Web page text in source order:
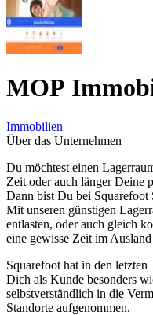
MOP
Immobilien
Über das Unternehmen
Du möchtest einen
Zeit oder auch länger Deine
Dann bist Du bei Squarefoot
Mit unseren günstigen
entlasten, oder auch gleich
eine gewisse Zeit im
Squarefoot hat in den
Dich als Kunde besonders
selbstverständlich in die
Standorte aufgenommen.